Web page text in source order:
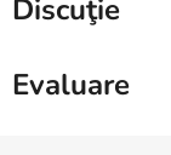
Discuţie
Evaluare